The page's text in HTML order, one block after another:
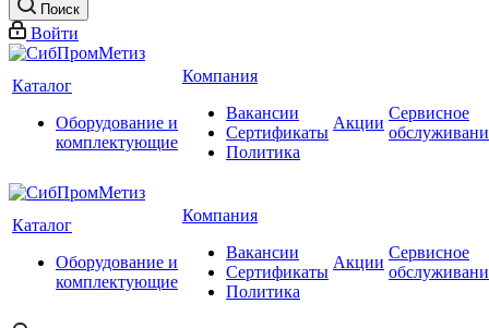
Поиск
Войти
Каталог
Оборудование и
комплектующие
Компания
Вакансии
Сертификаты
Политика
Акции
Сервисное
Каталог
Оборудование и
комплектующие
Компания
Вакансии
Сертификаты
Политика
Акции
Сервисное